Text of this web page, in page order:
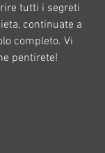
tutti i segreti
continuate a
completo. Vi
pentirete!